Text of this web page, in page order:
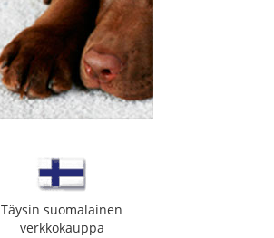
Täysin suomalainen
verkkokauppa